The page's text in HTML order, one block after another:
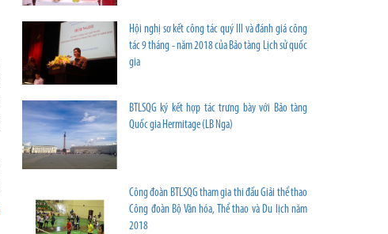
Hội nghị sơ kết công tác quý III và đánh giá công
tác 9 tháng - năm 2018 của Bảo tàng Lịch sử quốc
gia
BTLSQG ký kết hợp tác trưng bày với Bảo tàng
Quốc gia Hermitage (LB Nga)
Công đoàn BTLSQG tham gia thi đấu Giải thể thao
Công đoàn Bộ Văn hóa, Thể thao và Du lịch năm
2018